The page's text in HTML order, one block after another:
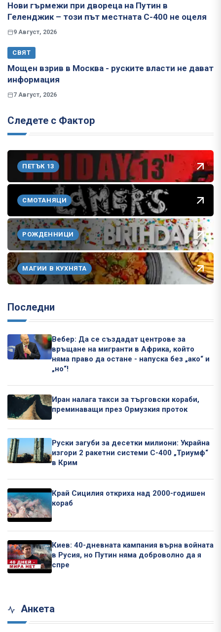
Нови гърмежи при двореца на Путин в
Геленджик – този път местната С-400 не оцеля
9 Август, 2026
СВЯТ
Мощен взрив в Москва - руските власти не дават
информация
7 Август, 2026
Следете с Фактор
ПЕТЪК 13
СМОТАНЯЦИ
РОЖДЕННИЦИ
МАГИИ В КУХНЯТА
Последни
Вебер: Да се създадат центрове за
връщане на мигранти в Африка, който
няма право да остане - напуска без „ако“ и
„но“!
Иран налага такси за търговски кораби,
преминаващи през Ормузкия проток
Руски загуби за десетки милиони: Украйна
изгори 2 ракетни системи С-400 „Триумф“
в Крим
Край Сицилия откриха над 2000-годишен
кораб
Киев: 40-дневната кампания върна войната
в Русия, но Путин няма доброволно да я
спре
Анкета